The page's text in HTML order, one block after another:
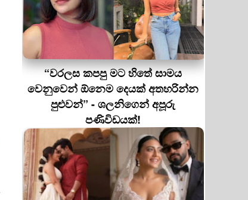
“වරලස කපපු මට හිතේ සාමය
වෙනුවෙන් ඕනෙම දෙයක් අතහරින්න
පුළුවන්” - ශලනිගෙන් අපූරු
පණිවිඩයක්!